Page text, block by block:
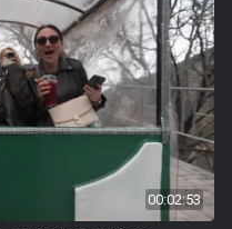
00:02:53